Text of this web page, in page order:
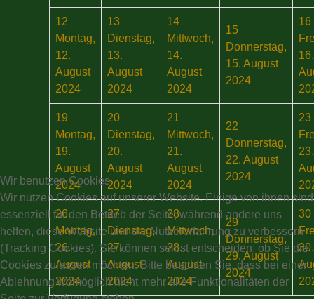
12
Montag,
12.
August
2024
13
Dienstag,
13.
August
2024
14
Mittwoch,
14.
August
2024
15
Donnerstag,
15. August
2024
16
16.
19
Montag,
19.
August
2024
20
Dienstag,
20.
August
2024
21
Mittwoch,
21.
August
2024
22
Donnerstag,
22. August
2024
23
23.
26
Montag,
26.
August
2024
27
Dienstag,
27.
August
2024
28
Mittwoch,
28.
August
2024
29
Donnerstag,
29. August
2024
30
30.
Wir benutzen Cookies
Wir nutzen Cookies auf unserer Website. Einige von ihnen sind
essenziell für den Betrieb der Seite, während andere uns
helfen, diese Website und die Nutzererfahrung zu verbessern
(Tracking Cookies). Sie können selbst entscheiden, ob Sie die
Cookies zulassen möchten. Bitte beachten Sie, dass bei einer
Ablehnung womöglich nicht mehr alle Funktionalitäten der